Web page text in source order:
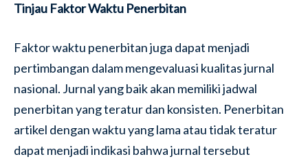
Tinjau Faktor Waktu Penerbitan
Faktor waktu penerbitan juga dapat menjadi
pertimbangan dalam mengevaluasi kualitas jurnal
nasional. Jurnal yang baik akan memiliki jadwal
penerbitan yang teratur dan konsisten. Penerbitan
artikel dengan waktu yang lama atau tidak teratur
dapat menjadi indikasi bahwa jurnal tersebut